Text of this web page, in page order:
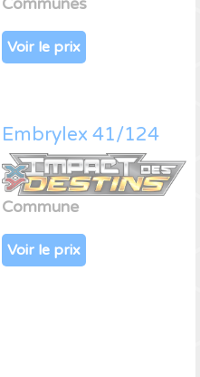
Voir le prix
Embrylex 41/124
Commune
Voir le prix